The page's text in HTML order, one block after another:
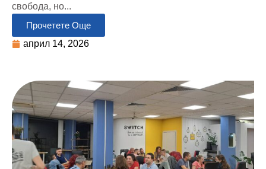
свобода, но...
Прочетете Още
април 14, 2026